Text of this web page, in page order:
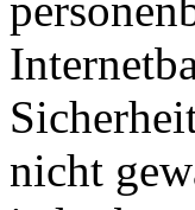
nicht